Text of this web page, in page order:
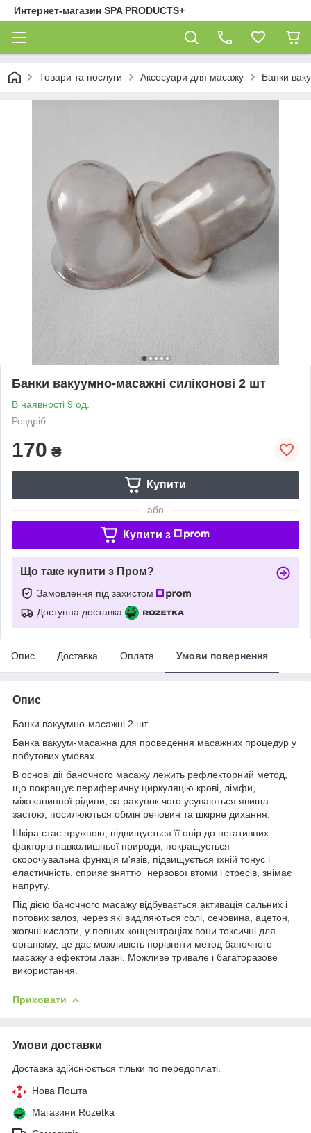
Интернет-магазин SPA PRODUCTS+
Товари та послуги Аксесуари для масажу Банки
Банки вакуумно-масажні силіконові 2 шт
В наявності 9 од.
Роздріб
170 ₴
Купити
або
Купити з
Що таке купити з Пром?
Замовлення під захистом
Доступна доставка
Опис Доставка Оплата Умови повернення
Опис
Банки вакуумно-масажні 2 шт
Банка вакуум-масажна для проведення масажних процедур у
побутових умовах.
В основі дії баночного масажу лежить рефлекторний метод,
що покращує периферичну циркуляцію крові, лімфи,
міжтканинної рідини, за рахунок чого усуваються явища
застою, посилюються обмін речовин та шкірне дихання.
Шкіра стає пружною, підвищується її опір до негативних
факторів навколишньої природи, покращується
скорочувальна функція м'язів, підвищується їхній тонус і
еластичність, сприяє зняттю нервової втоми і стресів, знімає
напругу.
Під дією баночного масажу відбувається активація сальних і
потових залоз, через які виділяються солі, сечовина, ацетон,
жовчні кислоти, у певних концентраціях вони токсичні для
організму, це дає можливість порівняти метод баночного
масажу з ефектом лазні. Можливе тривале і багаторазове
використання.
Приховати
Умови доставки
Доставка здійснюється тільки по передоплаті.
Нова Пошта
Магазини Rozetka